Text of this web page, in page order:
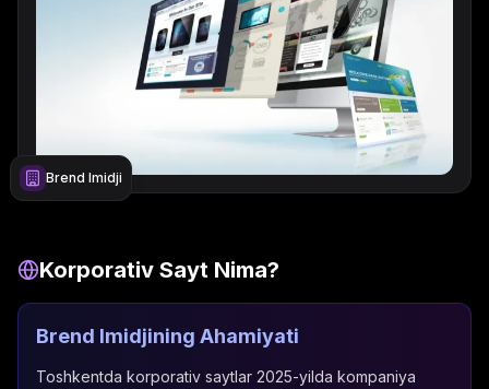
Brend Imidji
Korporativ Sayt Nima?
Brend Imidjining Ahamiyati
Toshkentda korporativ saytlar 2025-yilda kompaniya